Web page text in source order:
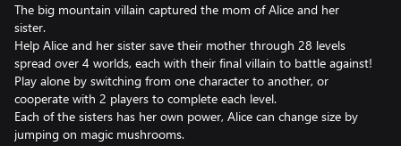
The big mountain villain captured the mom of Alice and her
sister.
Help Alice and her sister save their mother through 28 levels
spread over 4 worlds, each with their final villain to battle against!
Play alone by switching from one character to another, or
cooperate with 2 players to complete each level.
Each of the sisters has her own power, Alice can change size by
jumping on magic mushrooms.